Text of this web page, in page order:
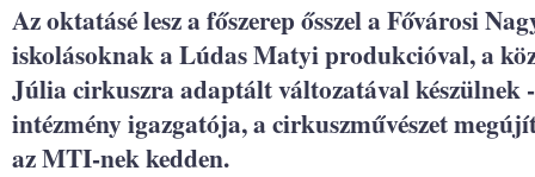
Az oktatásé lesz a főszerep ősszel a Fővárosi
iskolásoknak a Lúdas Matyi produkcióval, a
Júlia cirkuszra adaptált változatával készülnek
intézmény igazgatója, a cirkuszművészet
az MTI-nek kedden.